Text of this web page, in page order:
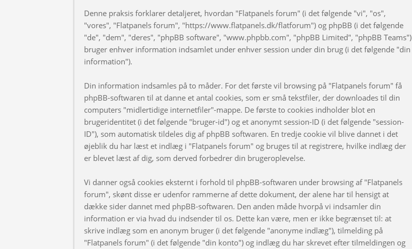
Denne praksis forklarer detaljeret, hvordan "Flatpanels forum" (i det følgende "vi", "os",
"vores", "Flatpanels forum", "https://www.flatpanels.dk/flatforum") og phpBB (i det følgende
"de", "dem", "deres", "phpBB software", "www.phpbb.com", "phpBB Limited", "phpBB Teams")
bruger enhver information indsamlet under enhver session under din brug (i det følgende "din
information").
Din information indsamles på to måder. For det første vil browsing på "Flatpanels forum" få
phpBB-softwaren til at danne et antal cookies, som er små tekstfiler, der downloades til din
computers "midlertidige internetfiler"-mappe. De første to cookies indholder blot en
brugeridentitet (i det følgende "bruger-id") og et anonymt session-ID (i det følgende "session-
ID"), som automatisk tildeles dig af phpBB softwaren. En tredje cookie vil blive dannet i det
øjeblik du har læst et indlæg i "Flatpanels forum" og bruges til at registrere, hvilke indlæg der
er blevet læst af dig, som derved forbedrer din brugeroplevelse.
Vi danner også cookies eksternt i forhold til phpBB-softwaren under browsing af "Flatpanels
forum", skønt disse er udenfor rammerne af dette dokument, der alene har til hensigt at
dække sider dannet med phpBB-softwaren. Den anden måde hvorpå vi indsamler din
information er via hvad du indsender til os. Dette kan være, men er ikke begrænset til: at
skrive indlæg som en anonym bruger (i det følgende "anonyme indlæg"), tilmelding på
"Flatpanels forum" (i det følgende "din konto") og indlæg du har skrevet efter tilmeldingen og